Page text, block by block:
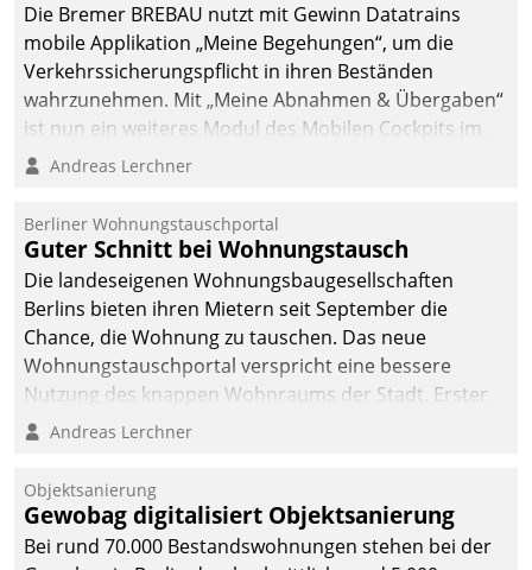
Die Bremer BREBAU nutzt mit Gewinn Datatrains
mobile Applikation „Meine Begehungen“, um die
Verkehrssicherungspflicht in ihren Beständen
wahrzunehmen. Mit „Meine Abnahmen & Übergaben“
ist nun ein weiteres Modul des Mobilen Cockpits im
Einsatz.
Andreas Lerchner
Berliner Wohnungstauschportal
Guter Schnitt bei Wohnungstausch
Die landeseigenen Wohnungsbaugesellschaften
Berlins bieten ihren Mietern seit September die
Chance, die Wohnung zu tauschen. Das neue
Wohnungstauschportal verspricht eine bessere
Nutzung des knappen Wohnraums der Stadt. Erster
Anwendungsfall für Datatrains Lösung API-Hub mit
Unternehmen.
Andreas Lerchner
Objektsanierung
Gewobag digitalisiert Objektsanierung
Bei rund 70.000 Bestandswohnungen stehen bei der